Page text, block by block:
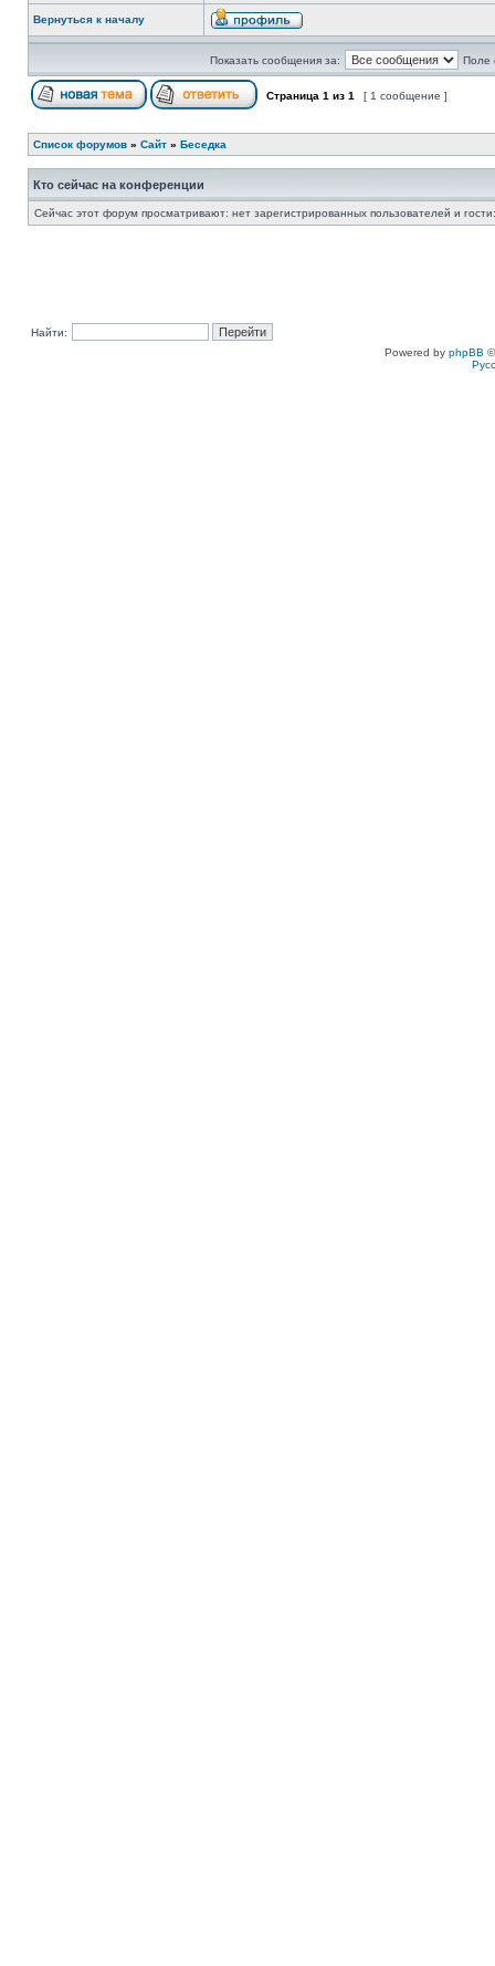
Вернуться к началу
Показать сообщения за: Поле
Страница 1 из 1 [ 1 сообщение ]
Список форумов » Сайт » Беседка
Кто сейчас на конференции
Сейчас этот форум просматривают: нет зарегистрированных пользователей и
Найти:
Powered by phpBB